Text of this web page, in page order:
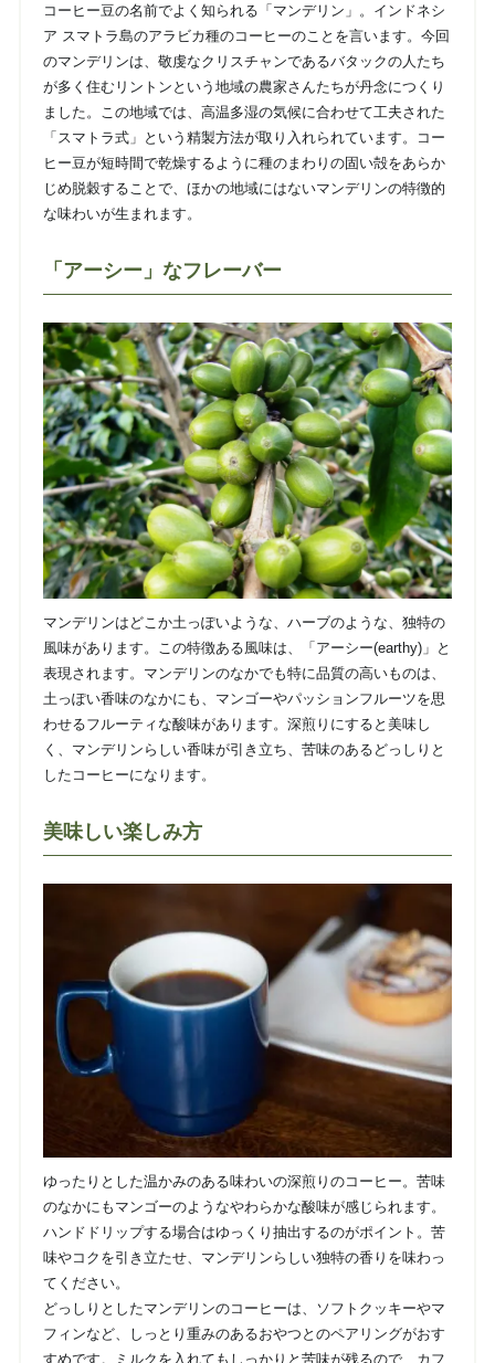
コーヒー豆の名前でよく知られる「マンデリン」。インドネシ
ア スマトラ島のアラビカ種のコーヒーのことを言います。今回
のマンデリンは、敬虔なクリスチャンであるバタックの人たち
が多く住むリントンという地域の農家さんたちが丹念につくり
ました。この地域では、高温多湿の気候に合わせて工夫された
「スマトラ式」という精製方法が取り入れられています。コー
ヒー豆が短時間で乾燥するように種のまわりの固い殻をあらか
じめ脱穀することで、ほかの地域にはないマンデリンの特徴的
な味わいが生まれます。
「アーシー」なフレーバー
マンデリンはどこか土っぽいような、ハーブのような、独特の
風味があります。この特徴ある風味は、「アーシー(earthy)」と
表現されます。マンデリンのなかでも特に品質の高いものは、
土っぽい香味のなかにも、マンゴーやパッションフルーツを思
わせるフルーティな酸味があります。深煎りにすると美味し
く、マンデリンらしい香味が引き立ち、苦味のあるどっしりと
したコーヒーになります。
美味しい楽しみ方
ゆったりとした温かみのある味わいの深煎りのコーヒー。苦味
のなかにもマンゴーのようなやわらかな酸味が感じられます。
ハンドドリップする場合はゆっくり抽出するのがポイント。苦
味やコクを引き立たせ、マンデリンらしい独特の香りを味わっ
てください。
どっしりとしたマンデリンのコーヒーは、ソフトクッキーやマ
フィンなど、しっとり重みのあるおやつとのペアリングがおす
すめです。ミルクを入れてもしっかりと苦味が残るので、カフ